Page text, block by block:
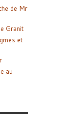
de Mr
Granit
et
au